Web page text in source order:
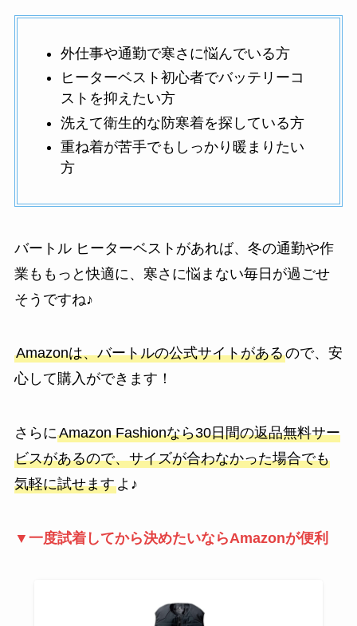
外仕事や通勤で寒さに悩んでいる方
ヒーターベスト初心者でバッテリーコ
ストを抑えたい方
洗えて衛生的な防寒着を探している方
重ね着が苦手でもしっかり暖まりたい
方
バートル ヒーターベストがあれば、冬の通勤や作
業ももっと快適に、寒さに悩まない毎日が過ごせ
そうですね♪
Amazonは、バートルの公式サイトがあるので、安
心して購入ができます！
さらにAmazon Fashionなら30日間の返品無料サー
ビスがあるので、サイズが合わなかった場合でも
気軽に試せますよ♪
▼一度試着してから決めたいならAmazonが便利